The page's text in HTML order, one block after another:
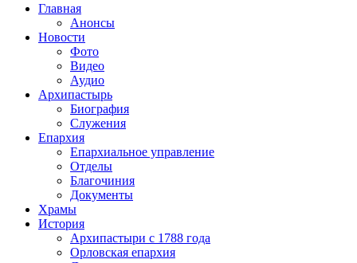
Главная
Анонсы
Новости
Фото
Видео
Аудио
Архипастырь
Биография
Служения
Епархия
Епархиальное управление
Отделы
Благочиния
Документы
Храмы
История
Архипастыри с 1788 года
Орловская епархия